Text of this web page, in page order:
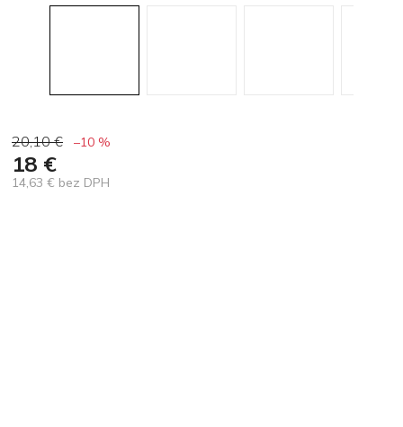
20,10 € –10 %
18 €
14,63 € bez DPH